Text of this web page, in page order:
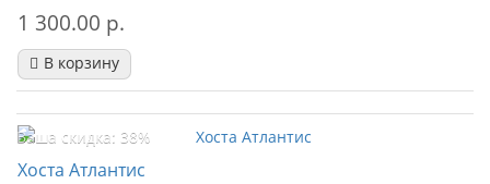
1 300.00 р.
В корзину
Ваша скидка: 38%
Хоста Атлантис